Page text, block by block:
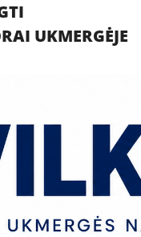
UKMERGĖJE